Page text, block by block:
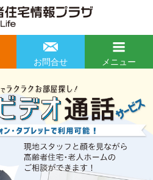
お問合せ
メニュー